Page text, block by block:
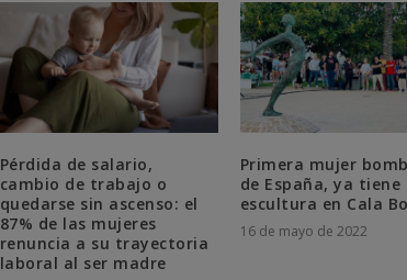
Pérdida de salario,
cambio de trabajo o
quedarse sin ascenso: el
87% de las mujeres
renuncia a su trayectoria
laboral al ser madre
Primera mujer
de España, ya tiene
escultura en Cala
16 de mayo de 2022